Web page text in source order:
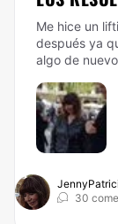
Me hice un
después ya
algo de nuevo
30